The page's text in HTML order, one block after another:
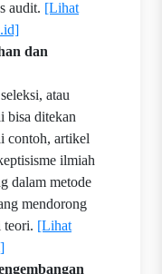
audit. [Lihat
dan
atau
bisa ditekan
contoh, artikel
ilmiah
dalam metode
mendorong
teori. [Lihat